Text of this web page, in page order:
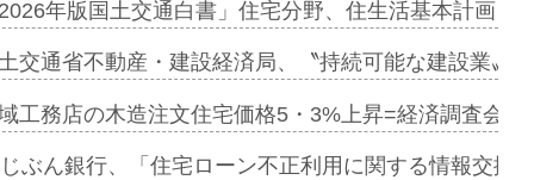
起用…
ミーレキ…
も城南エ…
合型の賃…
年版国土交通白書」住宅分野、住生活基本計画を
交通省不動産・建設経済局、〝持続可能な建設業〟
工務店の木造注文住宅価格5・3%上昇=経済調査会
ぶん銀行、「住宅ローン不正利用に関する情報交換